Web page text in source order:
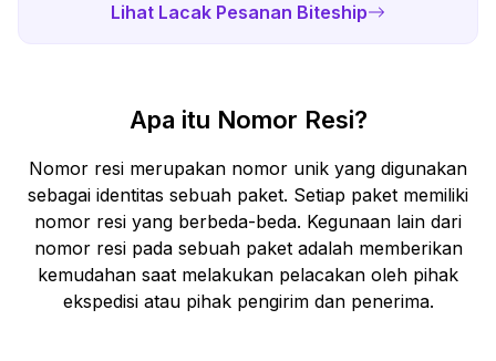
Lihat Lacak Pesanan Biteship
Apa itu Nomor Resi?
Nomor resi merupakan nomor unik yang digunakan
sebagai identitas sebuah paket. Setiap paket memiliki
nomor resi yang berbeda-beda. Kegunaan lain dari
nomor resi pada sebuah paket adalah memberikan
kemudahan saat melakukan pelacakan oleh pihak
ekspedisi atau pihak pengirim dan penerima.